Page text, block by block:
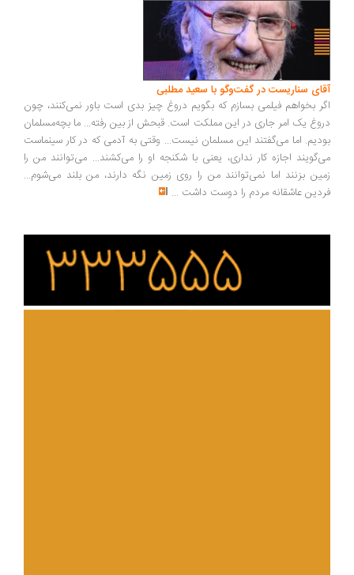
سناریست در گفت‌وگو با سعید مطلبی
بخواهم فیلمی بسازم که بگویم دروغ چیز بدی است باور نمی‌کنند، چون
یک امر جاری در این مملکت است. قبحش از بین رفته... ما بچه‌مسلمان
اما می‌گفتند این مسلمان نیست... وقتی به آدمی که در کار سینماست
اجازه کار نداری، یعنی با شکنجه او را می‌کشند... می‌توانند من را
بزنند اما نمی‌توانند من را روی زمین نگه دارند، من بلند می‌شوم...
عاشقانه مردم را دوست داشت ...